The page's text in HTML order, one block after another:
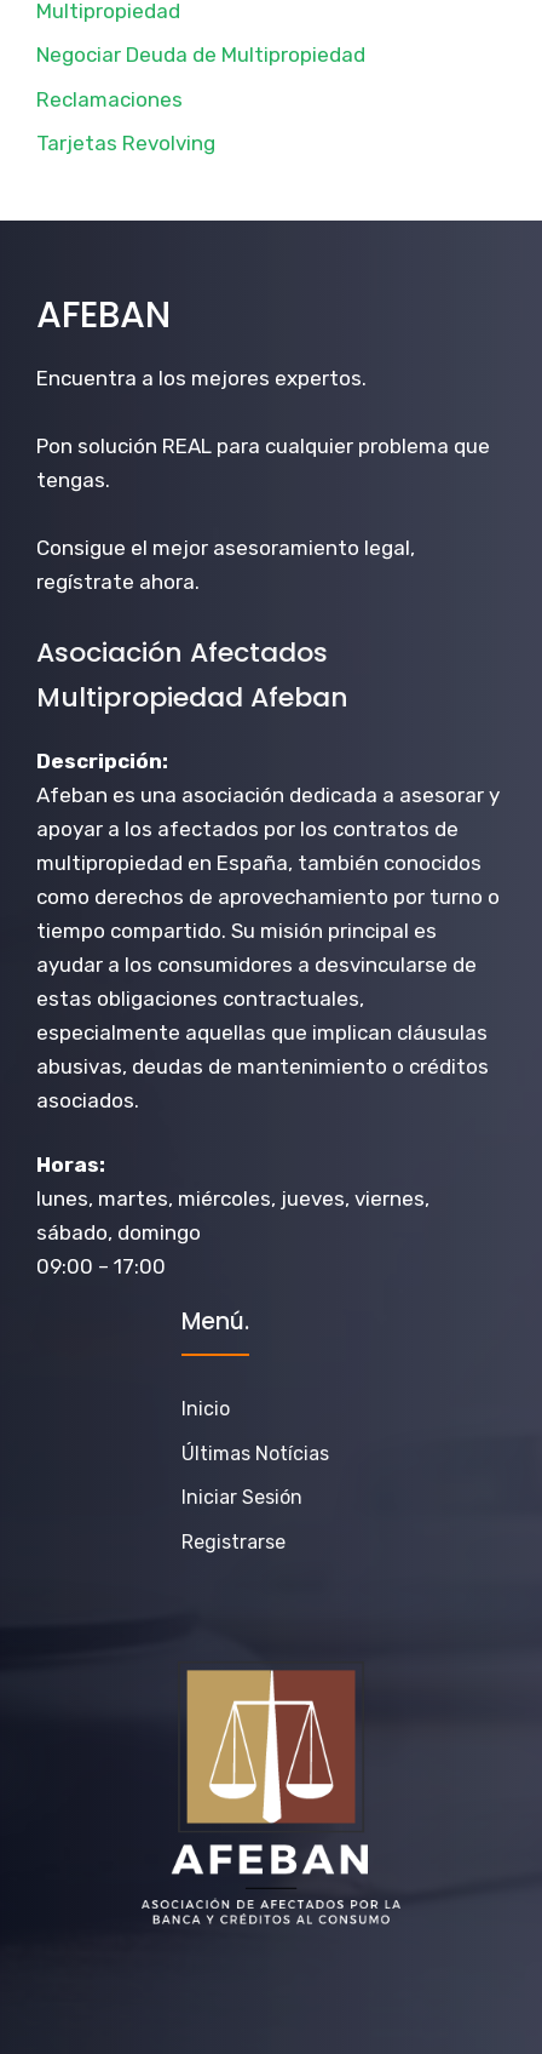
Multipropiedad
Negociar Deuda de Multipropiedad
Reclamaciones
Tarjetas Revolving
AFEBAN
Encuentra a los mejores expertos.
Pon solución REAL para cualquier problema que
tengas.
Consigue el mejor asesoramiento legal,
regístrate ahora.
Asociación Afectados
Multipropiedad Afeban
Descripción:
Afeban es una asociación dedicada a asesorar y
apoyar a los afectados por los contratos de
multipropiedad en España, también conocidos
como derechos de aprovechamiento por turno o
tiempo compartido. Su misión principal es
ayudar a los consumidores a desvincularse de
estas obligaciones contractuales,
especialmente aquellas que implican cláusulas
abusivas, deudas de mantenimiento o créditos
asociados.
Horas:
lunes, martes, miércoles, jueves, viernes,
sábado, domingo
09:00 – 17:00
Menú.
Inicio
Últimas Notícias
Iniciar Sesión
Registrarse